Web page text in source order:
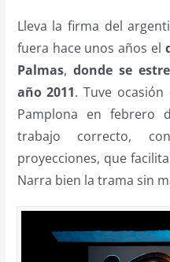
Lleva la firma del
fuera hace unos años el
Palmas, donde se
año 2011. Tuve ocasión
Pamplona en febrero
trabajo correcto,
proyecciones, que
Narra bien la trama sin